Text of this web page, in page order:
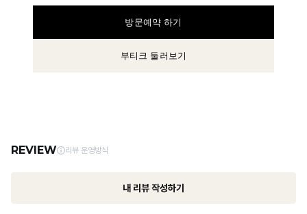
방문예약 하기
부티크 둘러보기